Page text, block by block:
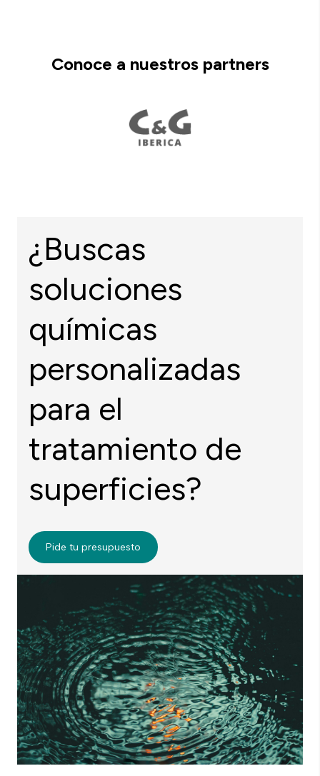
Conoce a nuestros partners
¿Buscas
soluciones
químicas
personalizadas
para el
tratamiento de
superficies?
Pide tu presupuesto